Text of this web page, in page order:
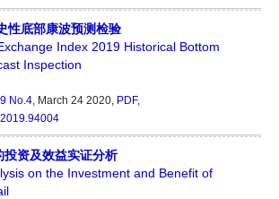
性底部康波预测检验
Index 2019 Historical Bottom
Inspection
No.4, March 24 2020, PDF,
投资及效益实证分析
on the Investment and Benefit of